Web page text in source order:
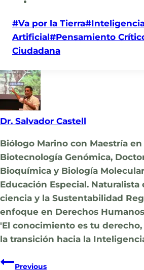
Post
Tags:
#Va por la Tierra#
Artificial#Pensamiento
Ciudadana
Dr. Salvador Castell
Biólogo Marino con Maestría en
Biotecnología Genómica,
Bioquímica y Biología
Educación Especial. Naturalista
ciencia y la Sustentabilidad
enfoque en Derechos
'El conocimiento es tu
la transición hacia la
Navegación
Previous